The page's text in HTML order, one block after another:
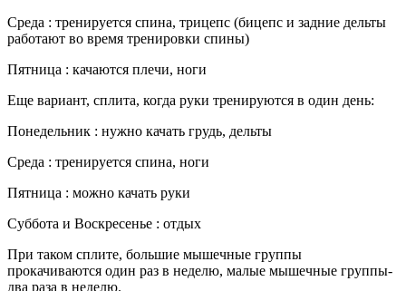
Среда : тренируется спина, трицепс (бицепс и задние дельты
работают во время тренировки спины)
Пятница : качаются плечи, ноги
Еще вариант, сплита, когда руки тренируются в один день:
Понедельник : нужно качать грудь, дельты
Среда : тренируется спина, ноги
Пятница : можно качать руки
Суббота и Воскресенье : отдых
При таком сплите, большие мышечные группы
прокачиваются один раз в неделю, малые мышечные группы-
два раза в неделю.